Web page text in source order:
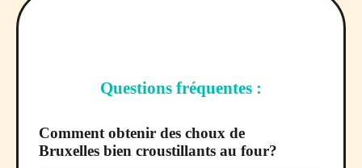
Questions fréquentes :
Comment obtenir des choux de
Bruxelles bien croustillants au four?